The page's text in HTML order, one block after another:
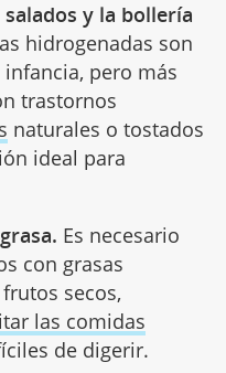
y la bollería
hidrogenadas son
pero más
trastornos
naturales o tostados
ideal para
Es necesario
con grasas
secos,
las comidas
de digerir.